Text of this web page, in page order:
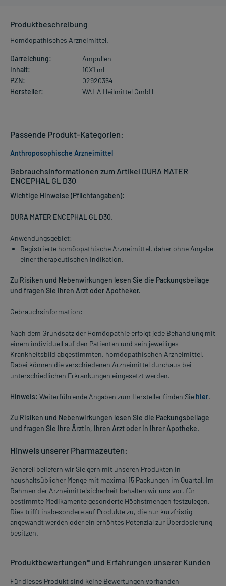
Produktbeschreibung
Homöopathisches Arzneimittel.
Darreichung:
Ampullen
Inhalt:
10X1 ml
PZN:
02920354
Hersteller:
WALA Heilmittel GmbH
Gebrauchsinformationen zum Artikel DURA MATER
ENCEPHAL GL D30
Wichtige Hinweise (Pflichtangaben):
DURA MATER ENCEPHAL GL D30.
Anwendungsgebiet:
Registrierte homöopathische Arzneimittel, daher ohne Angabe
einer therapeutischen Indikation.
Zu Risiken und Nebenwirkungen lesen Sie die Packungsbeilage
und fragen Sie Ihren Arzt oder Apotheker.
Gebrauchsinformation:
Nach dem Grundsatz der Homöopathie erfolgt jede Behandlung mit
einem individuell auf den Patienten und sein jeweiliges
Krankheitsbild abgestimmten, homöopathischen Arzneimittel.
Dabei können die verschiedenen Arzneimittel durchaus bei
unterschiedlichen Erkrankungen eingesetzt werden.
Hinweis: Weiterführende Angaben zum Hersteller finden Sie hier.
Zu Risiken und Nebenwirkungen lesen Sie die Packungsbeilage
und fragen Sie Ihre Ärztin, Ihren Arzt oder in Ihrer Apotheke.
Hinweis unserer Pharmazeuten:
Generell beliefern wir Sie gern mit unseren Produkten in
haushaltsüblicher Menge mit maximal 15 Packungen im Quartal. Im
Rahmen der Arzneimittelsicherheit behalten wir uns vor, für
bestimmte Medikamente gesonderte Höchstmengen festzulegen.
Dies trifft insbesondere auf Produkte zu, die nur kurzfristig
angewandt werden oder ein erhöhtes Potenzial zur Überdosierung
besitzen.
Produktbewertungen* und Erfahrungen unserer Kunden
Für dieses Produkt sind keine Bewertungen vorhanden
Passende Produkt-Kategorien:
Anthroposophische Arzneimittel